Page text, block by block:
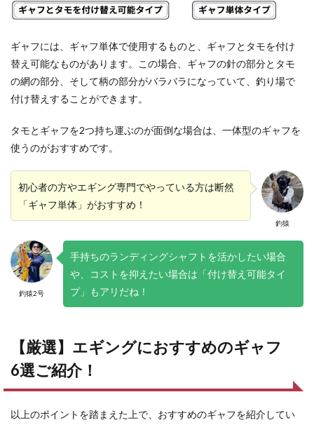
ギャフには、ギャフ単体で使用するものと、ギャフとタモを付け
替え可能なものがあります。この場合、ギャフの針の部分とタモ
の網の部分、そして柄の部分がバラバラになっていて、釣り場で
付け替えすることができます。
タモとギャフを2つ持ち運ぶのが面倒な場合は、一体型のギャフを
使うのがおすすめです。
釣猿
初心者の方やエギング専門でやっている方は断然
「ギャフ単体」がおすすめ！
釣猿2号
手持ちのランディングシャフトを活かしたい場合
や、コストを抑えたい場合は「付け替え可能タイ
プ」もアリだね！
【厳選】エギングにおすすめのギャフ
6選ご紹介！
以上のポイントを踏まえた上で、おすすめのギャフを紹介してい